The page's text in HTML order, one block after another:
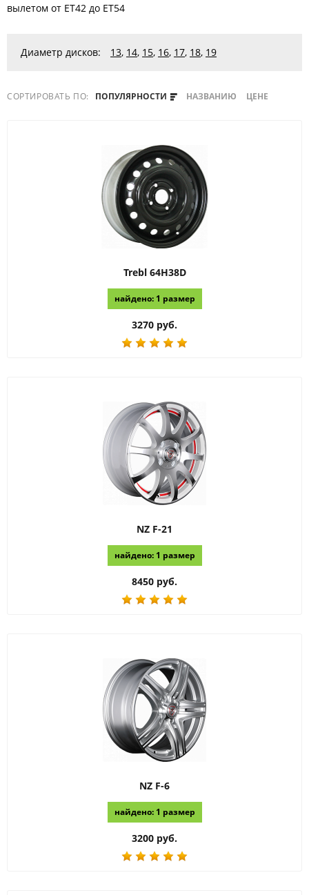
вылетом от ET42 до ET54
Диаметр дисков: 13, 14, 15, 16, 17, 18, 19
СОРТИРОВАТЬ ПО: ПОПУЛЯРНОСТИ НАЗВАНИЮ ЦЕНЕ
Trebl 64H38D
найдено: 1 размер
3270 руб.
NZ F-21
найдено: 1 размер
8450 руб.
NZ F-6
найдено: 1 размер
3200 руб.